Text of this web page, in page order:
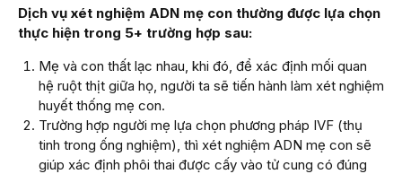
Dịch vụ xét nghiệm ADN mẹ con thường được lựa chọn
thực hiện trong 5+ trường hợp sau:
Mẹ và con thất lạc nhau, khi đó, để xác định mối quan
hệ ruột thịt giữa họ, người ta sẽ tiến hành làm xét nghiệm
huyết thống mẹ con.
Trường hợp người mẹ lựa chọn phương pháp IVF (thụ
tinh trong ống nghiệm), thì xét nghiệm ADN mẹ con sẽ
giúp xác định phôi thai được cấy vào tử cung có đúng